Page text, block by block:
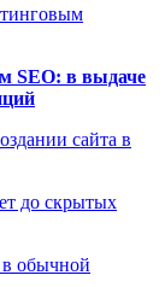
SEO: в выдаче
сайта в
до скрытых
в обычной